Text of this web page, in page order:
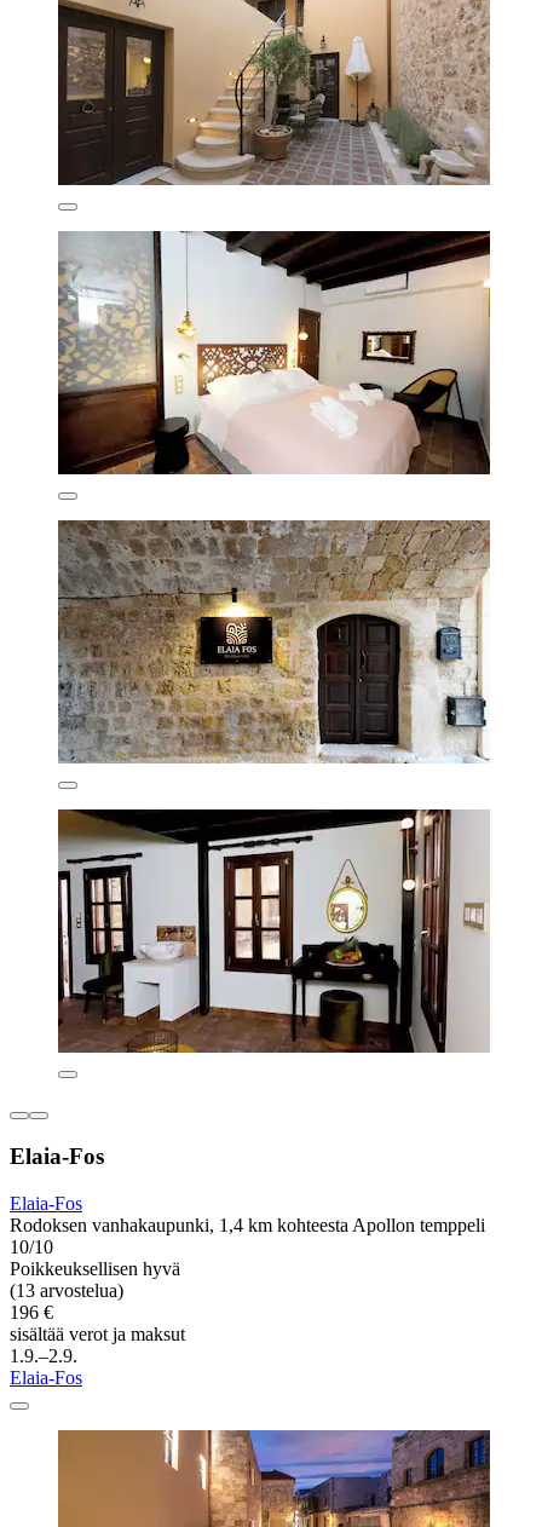
Elaia-Fos
Elaia-Fos
Rodoksen vanhakaupunki, 1,4 km kohteesta Apollon temppeli
10/10
Poikkeuksellisen hyvä
(13 arvostelua)
196 €
sisältää verot ja maksut
1.9.–2.9.
Elaia-Fos